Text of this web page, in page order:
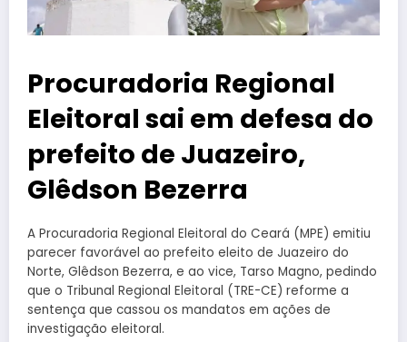
Procuradoria Regional
Eleitoral sai em defesa do
prefeito de Juazeiro,
Glêdson Bezerra
A Procuradoria Regional Eleitoral do Ceará (MPE) emitiu
parecer favorável ao prefeito eleito de Juazeiro do
Norte, Glêdson Bezerra, e ao vice, Tarso Magno, pedindo
que o Tribunal Regional Eleitoral (TRE-CE) reforme a
sentença que cassou os mandatos em ações de
investigação eleitoral.